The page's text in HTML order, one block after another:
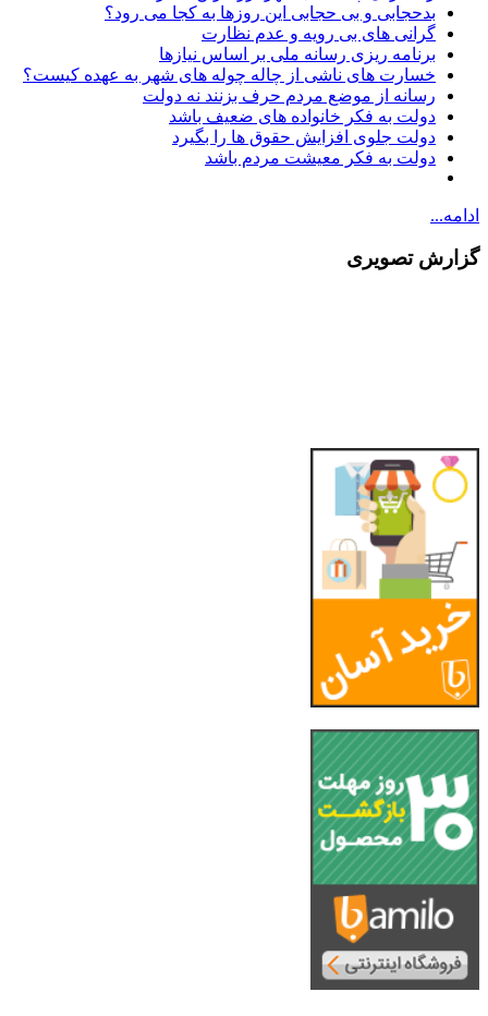
بدحجابی و بی حجابی این روزها به کجا می رود؟
گرانی های بی رویه و عدم نظارت
برنامه ریزی رسانه ملی بر اساس نیازها
خسارت های ناشی از چاله چوله های شهر به عهده کیست؟
رسانه از موضع مردم حرف بزنند نه دولت
دولت به فکر خانواده های ضعیف باشد
دولت جلوی افزایش حقوق ها را بگیرد
دولت به فکر معیشت مردم باشد
ادامه...
گزارش تصویری